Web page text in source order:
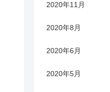
2020年11月
2020年8月
2020年6月
2020年5月